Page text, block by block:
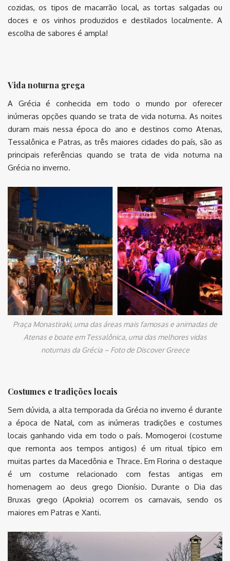
cozidas, os tipos de macarrão local, as tortas salgadas ou
doces e os vinhos produzidos e destilados localmente. A
escolha de sabores é ampla!
Vida noturna grega
A Grécia é conhecida em todo o mundo por oferecer
inúmeras opções quando se trata de vida noturna. As noites
duram mais nessa época do ano e destinos como Atenas,
Tessalônica e Patras, as três maiores cidades do país, são as
principais referências quando se trata de vida noturna na
Grécia no inverno.
Praça Monastiraki, uma das áreas mais famosas e animadas de
Atenas e boate em Tessalônica, uma das melhores vidas
noturnas da Grécia – Foto de Discover Greece
Costumes e tradições locais
Sem dúvida, a alta temporada da Grécia no inverno é durante
a época de Natal, com as inúmeras tradições e costumes
locais ganhando vida em todo o país. Momogeroi (costume
que remonta aos tempos antigos) é um ritual típico em
muitas partes da Macedônia e Thrace. Em Florina o destaque
é um costume relacionado com festas antigas em
homenagem ao deus grego Dionísio. Durante o Dia das
Bruxas grego (Apokria) ocorrem os carnavais, sendo os
maiores em Patras e Xanti.